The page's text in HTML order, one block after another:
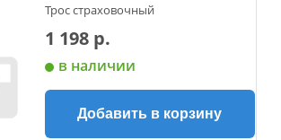
Трос страховочный
1 198 р.
в наличии
Добавить в корзину